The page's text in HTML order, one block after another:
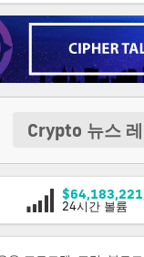
Crypto 뉴스
24시간 볼륨